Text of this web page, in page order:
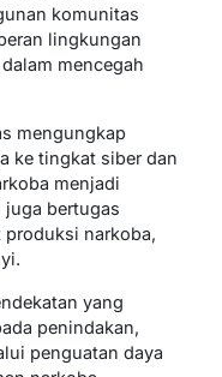
komunitas
lingkungan
mencegah
mengungkap
ke tingkat siber dan
menjadi
juga bertugas
produksi narkoba,
yang
penindakan,
penguatan daya